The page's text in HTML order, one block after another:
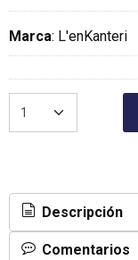
Marca: L'enKanteri
Descripción
Comentarios